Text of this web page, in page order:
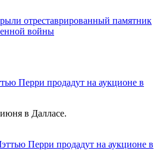
Перри продадут на аукционе в
в Далласе.